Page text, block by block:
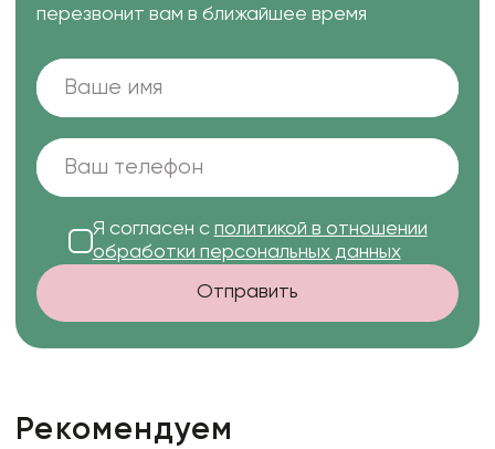
перезвонит вам в ближайшее время
Я согласен с политикой в отношении
обработки персональных данных
Отправить
Рекомендуем